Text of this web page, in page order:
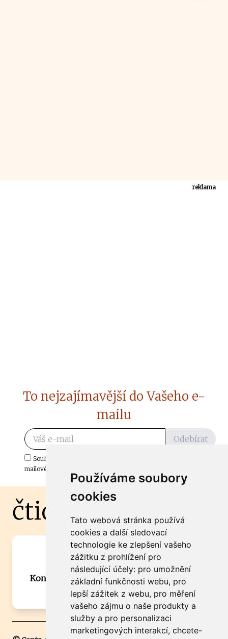
Používáme soubory
cookies
Tato webová stránka používá
cookies a další sledovací
technologie ke zlepšení vašeho
zážitku z prohlížení pro
následující účely: pro umožnění
základní funkčnosti webu, pro
lepší zážitek z webu, pro měření
vašeho zájmu o naše produkty a
služby a pro personalizaci
marketingových interakcí, chcete-
reklama
To nejzajímavější do Vašeho e-
mailu
Odebírat
Souhlasím s odběrem důležitých zpráv ze ČtiDoma.cz do mé e-
mailové schránky.
čtidoma.cz
Máte zajímavou informaci? Chcete
spolupracovat?
Kontaktujte šéfredaktora Martina Chalupu:
chalupa@ctidoma.cz